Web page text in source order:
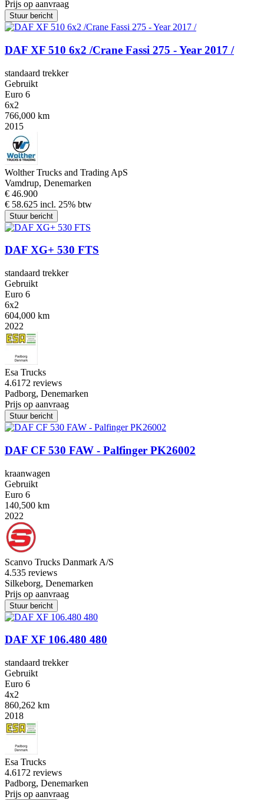
Prijs op aanvraag
Stuur bericht
DAF XF 510 6x2 /Crane Fassi 275 - Year 2017 /
standaard trekker
Gebruikt
Euro 6
6x2
766,000 km
2015
Wolther Trucks and Trading ApS
Vamdrup, Denemarken
€ 46.900
€ 58.625 incl. 25% btw
Stuur bericht
DAF XG+ 530 FTS
standaard trekker
Gebruikt
Euro 6
6x2
604,000 km
2022
Esa Trucks
4.6172 reviews
Padborg, Denemarken
Prijs op aanvraag
Stuur bericht
DAF CF 530 FAW - Palfinger PK26002
kraanwagen
Gebruikt
Euro 6
140,500 km
2022
Scanvo Trucks Danmark A/S
4.535 reviews
Silkeborg, Denemarken
Prijs op aanvraag
Stuur bericht
DAF XF 106.480 480
standaard trekker
Gebruikt
Euro 6
4x2
860,262 km
2018
Esa Trucks
4.6172 reviews
Padborg, Denemarken
Prijs op aanvraag